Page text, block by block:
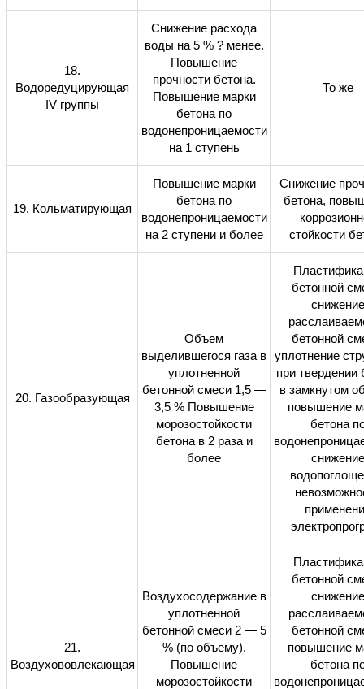
18.
Водоредуцирующая
IV группы
Снижение расхода
воды на 5 %? менее.
Повышение
прочности бетона.
Повышение марки
бетона по
водонепроницаемости
на 1 ступень
То же
19. Кольматирующая
Повышение марки
бетона по
водонепроницаемости
на 2 ступени и более
Снижение
бетона,
стойкости
20. Газообразующая
Объем
выделившегося газа в
уплотненной
бетонной смеси 1,5 —
3,5%Повышение
морозостойкости
бетона в 2 раза и
более
бетонной
снижение
бетонной
уплотнение
при твердении
в замкнутом
повышение
бетона
снижение
21.
Воздухововлекающая
Воздухосодержание в
уплотненной
бетонной смеси 2 — 5
% (по объему).
Повышение
морозостойкости
бетонной
снижение
бетонной
повышение
бетона